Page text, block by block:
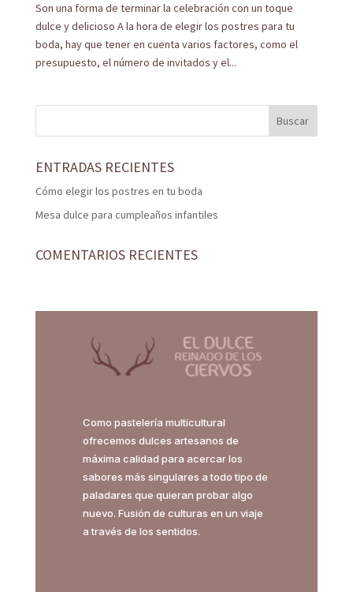
Son una forma de terminar la celebración con un toque
dulce y delicioso A la hora de elegir los postres para tu
boda, hay que tener en cuenta varios factores, como el
presupuesto, el número de invitados y el...
ENTRADAS RECIENTES
Cómo elegir los postres en tu boda
Mesa dulce para cumpleaños infantiles
COMENTARIOS RECIENTES
Como pastelería multicultural
ofrecemos dulces artesanos de
máxima calidad para acercar los
sabores más singulares a todo tipo de
paladares que quieran probar algo
nuevo. Fusión de culturas en un viaje
a través de los sentidos.